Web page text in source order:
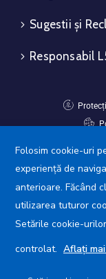
Sugestii și
Responsabil
Folosim cookie-uri
experiență de
anterioare. Făcând
utilizarea tuturor
Setările cookie-
controlat. Aflați